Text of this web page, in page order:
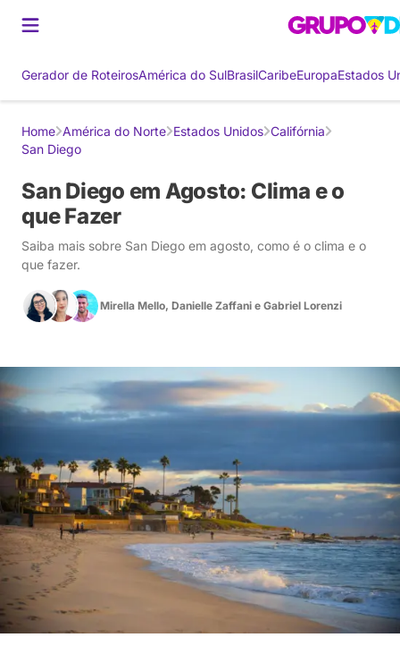
Gerador de RoteirosAmérica do SulBrasilCaribeEuropaEstados
Home América do Norte Estados Unidos Califórnia
San Diego
San Diego em Agosto: Clima e o
que Fazer
Saiba mais sobre San Diego em agosto, como é o clima e o
que fazer.
Mirella Mello, Danielle Zaffani e Gabriel Lorenzi